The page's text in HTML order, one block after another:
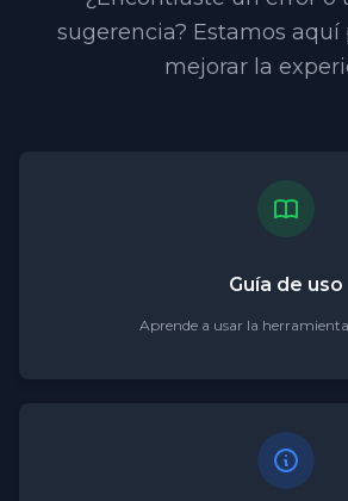
sugerencia? Estamos aquí
mejorar la
Guía de uso
Aprende a usar la